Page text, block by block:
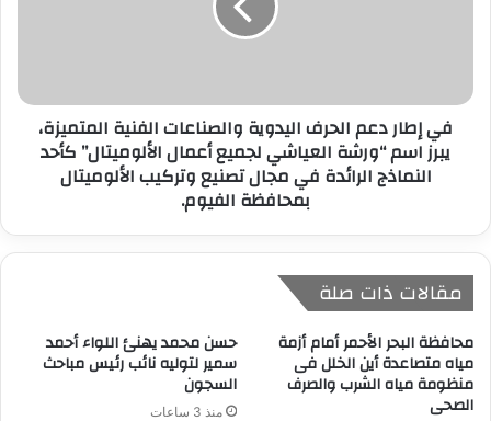
في إطار دعم الحرف اليدوية والصناعات الفنية المتميزة،
يبرز اسم “ورشة العياشي لجميع أعمال الألوميتال” كأحد
النماذج الرائدة في مجال تصنيع وتركيب الألوميتال
بمحافظة الفيوم.
مقالات ذات صلة
محافظة البحر الأحمر أمام أزمة
مياه متصاعدة أين الخلل فى
منظومة مياه الشرب والصرف
الصحى
حسن محمد يهنئ اللواء أحمد
سمير لتوليه نائب رئيس مباحث
السجون
منذ 3 ساعات